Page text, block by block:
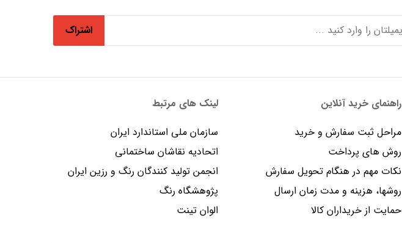
اشتراک
راهنمای خرید آنلاین
مراحل ثبت سفارش و خرید
روش های پرداخت
نکات مهم در هنگام تحویل سفارش
روشها، هزینه و مدت زمان ارسال
حمایت از خریداران کالا
لینک های مرتبط
سازمان ملی استاندارد ایران
اتحادیه نقاشان ساختمانی
انجمن توليد كنندگان رنگ و رزين ايران
پژوهشگاه رنگ
الوان تینت